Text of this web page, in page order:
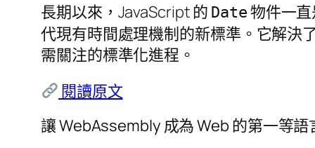
長期以來，JavaScript 的 Date 物件一
代現有時間處理機制的新標準。它解決
需關注的標準化進程。
閱讀原文
讓 WebAssembly 成為 Web 的第一等語